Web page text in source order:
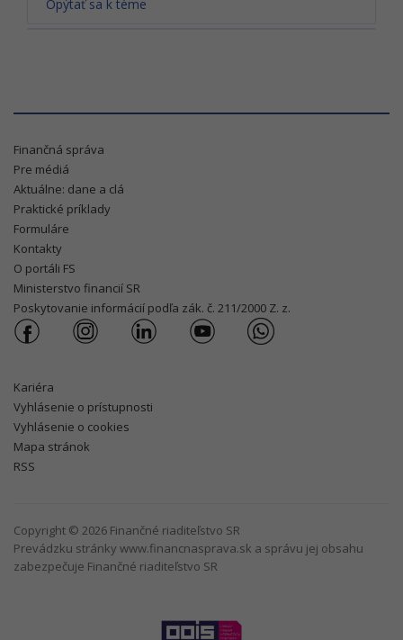
Opýtať sa k téme
Finančná správa
Pre médiá
Aktuálne: dane a clá
Praktické príklady
Formuláre
Kontakty
O portáli FS
Ministerstvo financií SR
Poskytovanie informácií podľa zák. č. 211/2000 Z. z.
Kariéra
Vyhlásenie o prístupnosti
Vyhlásenie o cookies
Mapa stránok
RSS
Copyright © 2026 Finančné riaditeľstvo SR
Prevádzku stránky www.financnasprava.sk a správu jej obsahu
zabezpečuje Finančné riaditeľstvo SR